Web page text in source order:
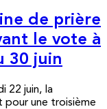
de prière
le vote à
30 juin
22 juin, la
pour une troisième